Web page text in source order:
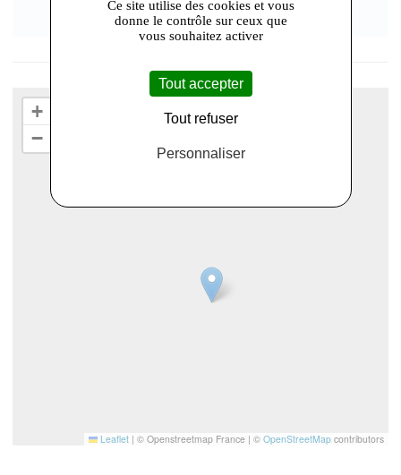
+
−
Leaflet | © Openstreetmap France | © OpenStreetMap contributors
Ce site utilise des cookies et vous
donne le contrôle sur ceux que
vous souhaitez activer
Tout accepter
Tout refuser
Personnaliser